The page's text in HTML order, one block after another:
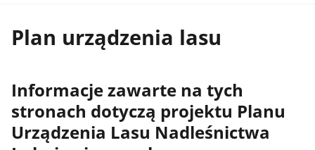
Plan urządzenia lasu
Informacje zawarte na tych
stronach dotyczą projektu Planu
Urządzenia Lasu Nadleśnictwa